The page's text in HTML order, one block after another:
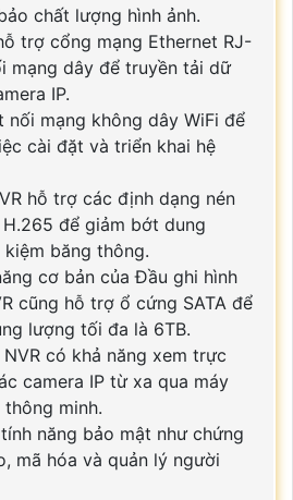
chất lượng hình ảnh.
trợ cổng mạng Ethernet RJ-
mạng dây để truyền tải dữ
IP.
nối mạng không dây WiFi để
cài đặt và triển khai hệ
hỗ trợ các định dạng nén
để giảm bớt dung
băng thông.
cơ bản của Đầu ghi hình
cũng hỗ trợ ổ cứng SATA để
lượng tối đa là 6TB.
có khả năng xem trực
camera IP từ xa qua máy
minh.
năng bảo mật như chứng
mã hóa và quản lý người